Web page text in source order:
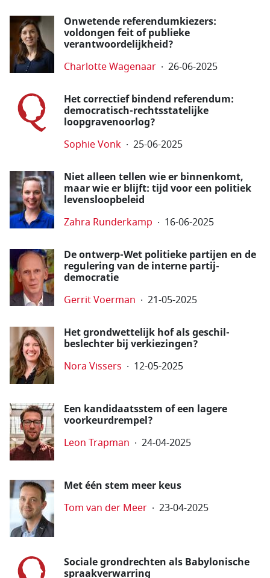
Onwetende referendumkiezers:
voldongen feit of publieke
verantwoordelijkheid?
Charlotte Wagenaar 26-06-2025
Het correctief bindend referendum:
democratisch-rechtsstatelijke
loopgravenoorlog?
Sophie Vonk 25-06-2025
Niet alleen tellen wie er binnenkomt,
maar wie er blijft: tijd voor een politiek
levensloopbeleid
Zahra Runderkamp 16-06-2025
De ontwerp-Wet politieke partijen en de
regulering van de interne partij­
democratie
Gerrit Voerman 21-05-2025
Het grondwettelijk hof als geschil­
beslechter bij verkiezingen?
Nora Vissers 12-05-2025
Een kandidaats­stem of een lagere
voorkeur­drempel?
Leon Trapman 24-04-2025
Met één stem meer keus
Tom van der Meer 23-04-2025
Sociale grondrechten als Babylonische
spraakverwar­ring